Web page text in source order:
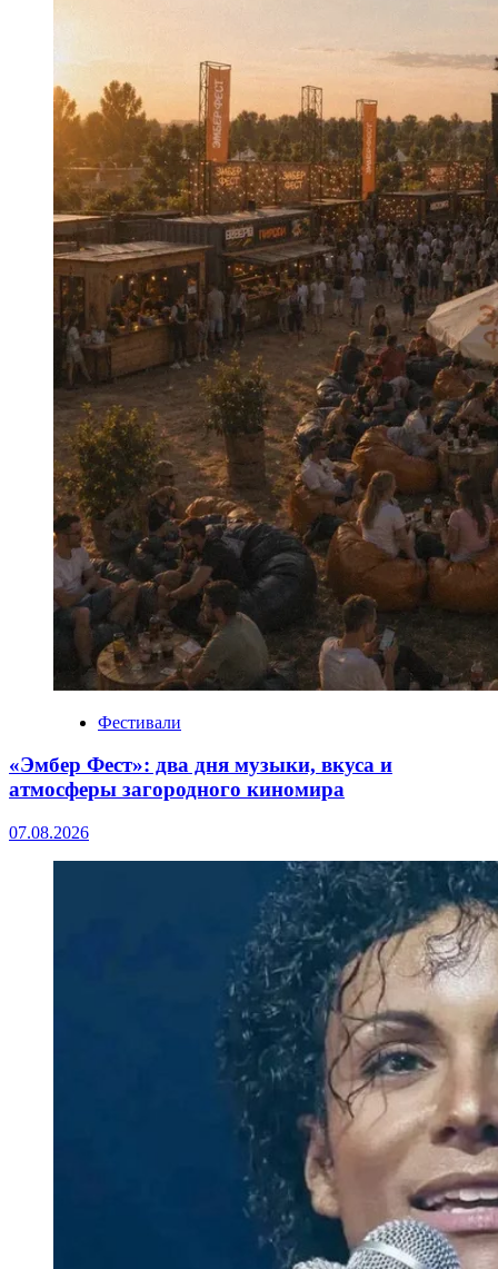
Фестивали
«Эмбер Фест»: два дня музыки, вкуса и
атмосферы загородного киномира
07.08.2026